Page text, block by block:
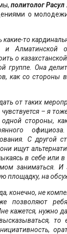
политолог
о
какие-то
и Алматинской
о
группе. Она
как со стороны
от таких
– я
стороны,
С другой
ищут
в себе или в
заниматься.
площадку, на
конечно, не
позволяют
кажется, нужно
то